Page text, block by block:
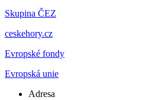
Skupina ČEZ
ceskehory.cz
Evropské fondy
Evropská unie
Adresa